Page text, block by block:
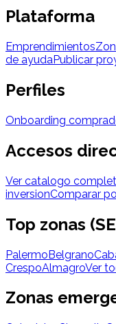
Plataforma
Emprendimientos
de ayudaPublicar
Perfiles
Onboarding
Accesos
Ver catalogo
inversionComparar
Top zonas
PalermoBelgrano
CrespoAlmagroVer
Zonas